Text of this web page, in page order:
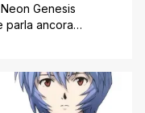
Genesis
parla ancora
Questo corto, in
solo durante
per celebrare la